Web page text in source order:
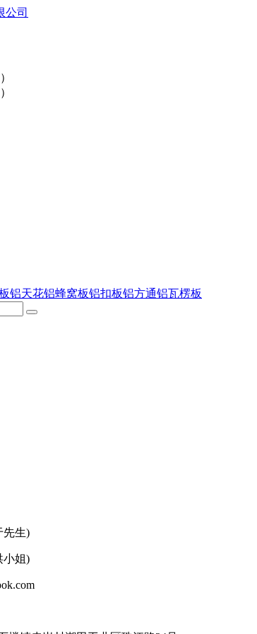
铝天花铝蜂窝板铝扣板铝方通铝瓦楞板
先生)
小姐)